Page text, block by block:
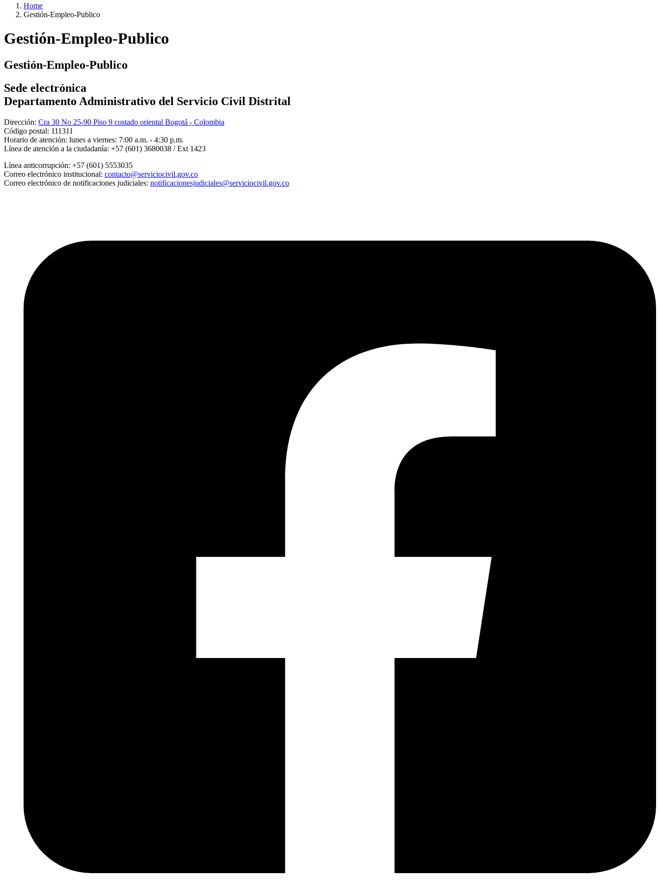
Home
Gestión-Empleo-Publico
Gestión-Empleo-Publico
Gestión-Empleo-Publico
Sede electrónica
Departamento Administrativo del Servicio Civil Distrital
Dirección: Cra 30 No 25-90 Piso 9 costado oriental Bogotá - Colombia
Código postal: 111311
Horario de atención: lunes a viernes: 7:00 a.m. - 4:30 p.m.
Línea de atención a la ciudadanía: +57 (601) 3680038 / Ext 1423
Línea anticorrupción: +57 (601) 5553035
Correo electrónico institucional: contacto@serviciocivil.gov.co
Correo electrónico de notificaciones judiciales: notificacionesjudiciales@serviciocivil.gov.co